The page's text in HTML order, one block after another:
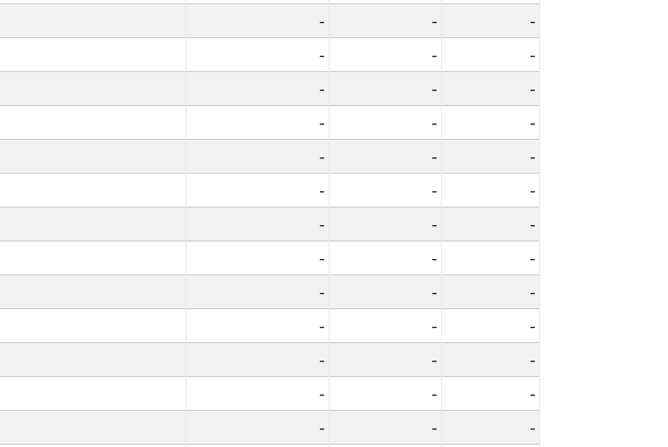
- -
-
- -
-
- -
-
- -
-
- -
-
- -
-
- -
-
- -
-
- -
-
- -
-
- -
-
- -
-
- -
-